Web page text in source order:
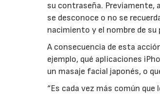
su contraseña. Previamente,
se desconoce o no se
nacimiento y el nombre de su
A consecuencia de esta
ejemplo, qué aplicaciones
un masaje facial japonés, o
“Es cada vez más común